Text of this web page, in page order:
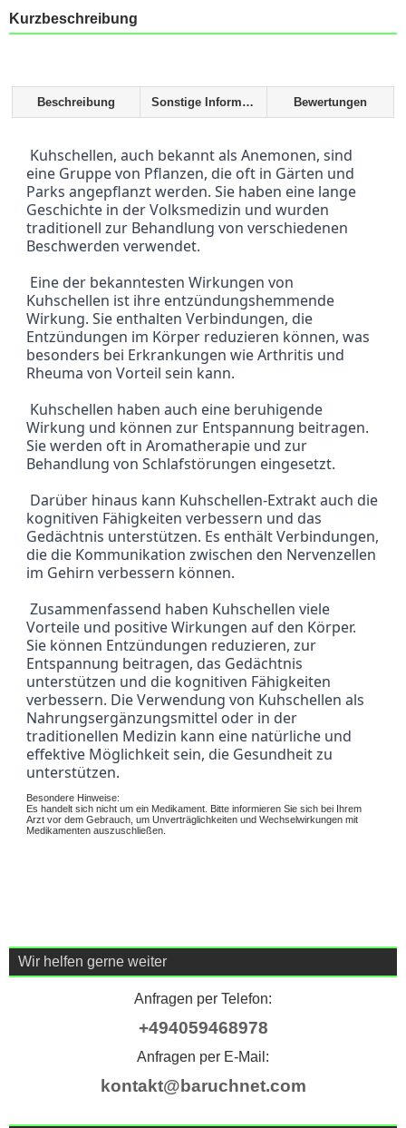
Kurzbeschreibung
Beschreibung Sonstige Informationen Bewertungen
eine Gruppe von Pflanzen, die oft in Gärten und
Parks angepflanzt werden. Sie haben eine lange
Geschichte in der Volksmedizin und wurden
traditionell zur Behandlung von verschiedenen
Beschwerden verwendet.
Kuhschellen ist ihre entzündungshemmende
Wirkung. Sie enthalten Verbindungen, die
Entzündungen im Körper reduzieren können, was
besonders bei Erkrankungen wie Arthritis und
Rheuma von Vorteil sein kann.
Wirkung und können zur Entspannung beitragen.
Sie werden oft in Aromatherapie und zur
Behandlung von Schlafstörungen eingesetzt.
kognitiven Fähigkeiten verbessern und das
Gedächtnis unterstützen. Es enthält Verbindungen,
die die Kommunikation zwischen den Nervenzellen
im Gehirn verbessern können.
Zusammenfassend haben Kuhschellen viele
Vorteile und positive Wirkungen auf den Körper.
Sie können Entzündungen reduzieren, zur
Entspannung beitragen, das Gedächtnis
unterstützen und die kognitiven Fähigkeiten
verbessern. Die Verwendung von Kuhschellen als
Nahrungsergänzungsmittel oder in der
traditionellen Medizin kann eine natürliche und
effektive Möglichkeit sein, die Gesundheit zu
unterstützen.
Besondere Hinweise:
Es handelt sich nicht um ein Medikament. Bitte informieren Sie sich bei Ihrem
Arzt vor dem Gebrauch, um Unverträglichkeiten und Wechselwirkungen mit
Medikamenten auszuschließen.
Wir helfen gerne weiter
Anfragen per Telefon:
+494059468978
Anfragen per E-Mail:
kontakt@baruchnet.com